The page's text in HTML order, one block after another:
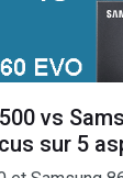
vs
sur 5